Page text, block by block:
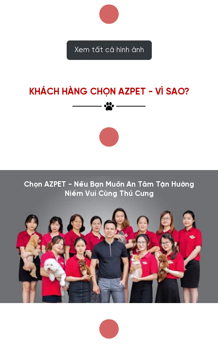
Xem tất cả hình ảnh
KHÁCH HÀNG CHỌN AZPET - VÌ SAO?
Chọn AZPET - Nếu Bạn Muốn An Tâm Tận Hưởng
Niềm Vui Cùng Thú Cưng